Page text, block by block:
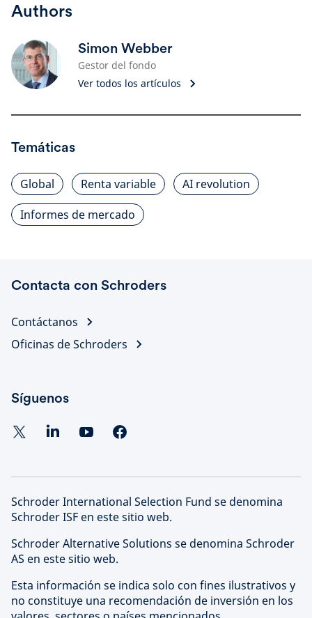
Authors
Simon Webber
Gestor del fondo
Ver todos los artículos
Temáticas
Global Renta variable
AI revolution
Informes de mercado
Contacta con Schroders
Contáctanos
Oficinas de Schroders
Síguenos
Schroder International Selection Fund se denomina
Schroder ISF en este sitio web.
Schroder Alternative Solutions se denomina Schroder
AS en este sitio web.
Esta información se indica solo con fines ilustrativos y
no constituye una recomendación de inversión en los